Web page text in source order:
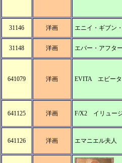
31146 洋画 エニイ・ギブン
31148 洋画 エバー・アフター
641079 洋画 EVITA エビータ
641125 洋画 F/X2 イリュー
641126 洋画 エマニエル夫人